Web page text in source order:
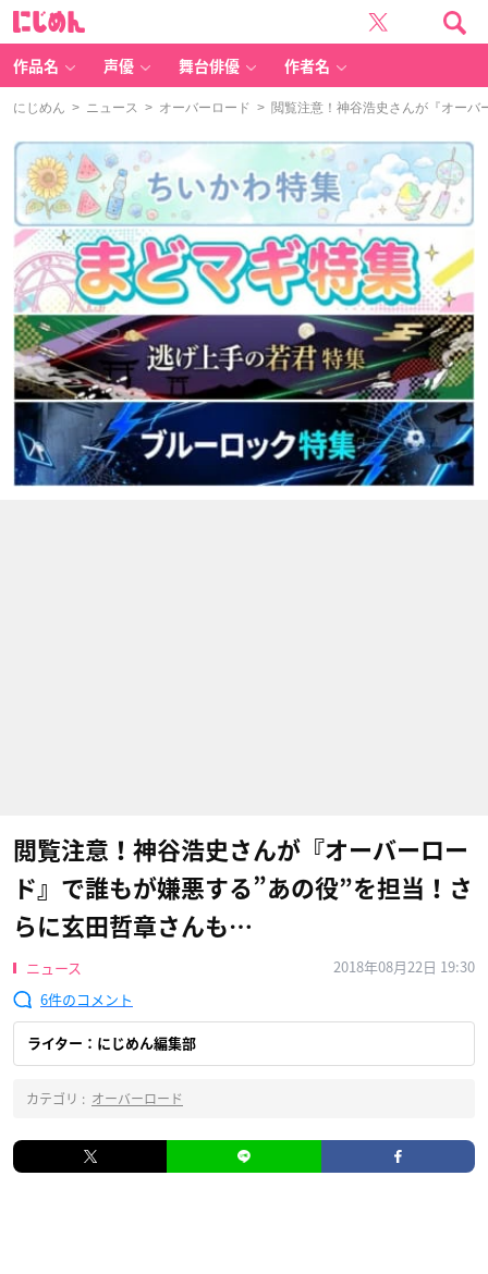
作品名 声優 舞台俳優 作者名
にじめん > ニュース > オーバーロード > 閲覧注意！神谷浩史さんが『オーバ
閲覧注意！神谷浩史さんが『オーバーロー
ド』で誰もが嫌悪する”あの役”を担当！さ
らに玄田哲章さんも…
ニュース
2018年08月22日 19:30
6
ライター：にじめん編集部
カテゴリ : オーバーロード